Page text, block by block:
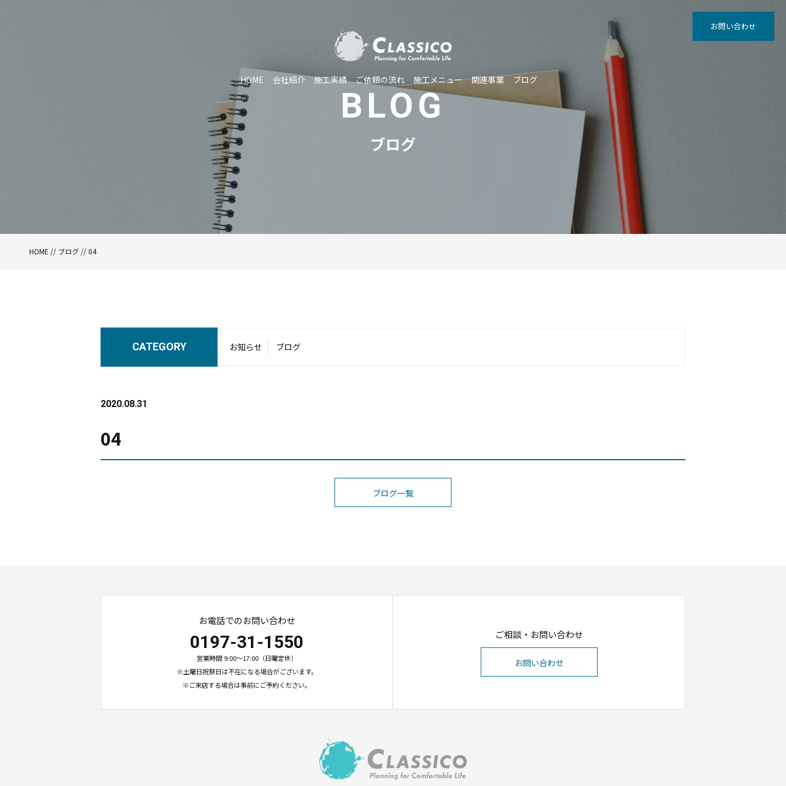
HOME 会社紹介 施工実績 ご依頼の流れ 施工メニュー 関連事業 ブログ
お問い合わせ
BLOG
ブログ
HOME // ブログ // 04
CATEGORY お知らせ ブログ
2020.08.31
04
ブログ一覧
お電話でのお問い合わせ
0197-31-1550
営業時間 9:00〜17:00（日曜定休）
※土曜日祝祭日は不在になる場合がございます。
※ご来店する場合は事前にご予約ください。
ご相談・お問い合わせ
お問い合わせ